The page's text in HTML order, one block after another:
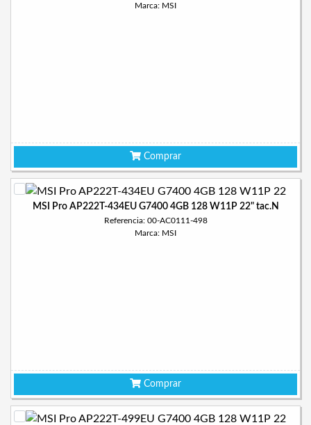
Marca: MSI
Comprar
MSI Pro AP222T-434EU G7400 4GB 128 W11P 22" tac.N
Referencia: 00-AC0111-498
Marca: MSI
Comprar